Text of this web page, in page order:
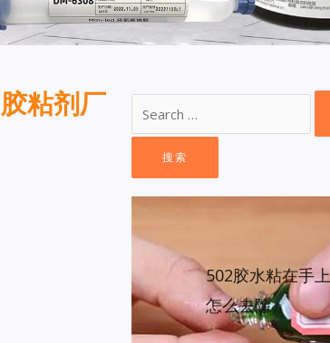
粘剂厂
502胶水粘在手上
怎么去除